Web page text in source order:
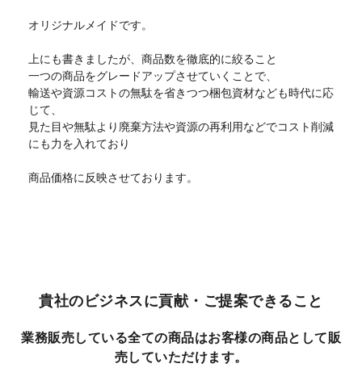
オリジナルメイドです。
上にも書きましたが、商品数を徹底的に絞ること
一つの商品をグレードアップさせていくことで、
輸送や資源コストの無駄を省きつつ梱包資材なども時代に応
じて、
見た目や無駄より廃棄方法や資源の再利用などでコスト削減
にも力を入れており
商品価格に反映させております。
貴社のビジネスに貢献・ご提案できること
業務販売している全ての商品はお客様の商品として販
売していただけます。